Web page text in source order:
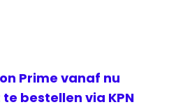
Prime vanaf nu
bestellen via KPN